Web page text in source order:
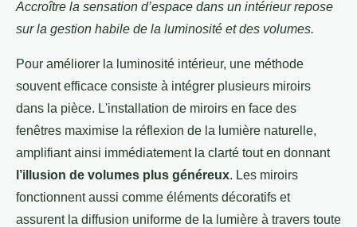
Accroître la sensation d’espace dans un intérieur repose
sur la gestion habile de la luminosité et des volumes.
Pour améliorer la luminosité intérieur, une méthode
souvent efficace consiste à intégrer plusieurs miroirs
dans la pièce. L'installation de miroirs en face des
fenêtres maximise la réflexion de la lumière naturelle,
amplifiant ainsi immédiatement la clarté tout en donnant
l’illusion de volumes plus généreux. Les miroirs
fonctionnent aussi comme éléments décoratifs et
assurent la diffusion uniforme de la lumière à travers toute